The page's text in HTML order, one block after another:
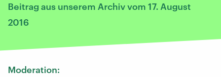
Beitrag aus unserem Archiv vom 17. August
2016
Moderation: